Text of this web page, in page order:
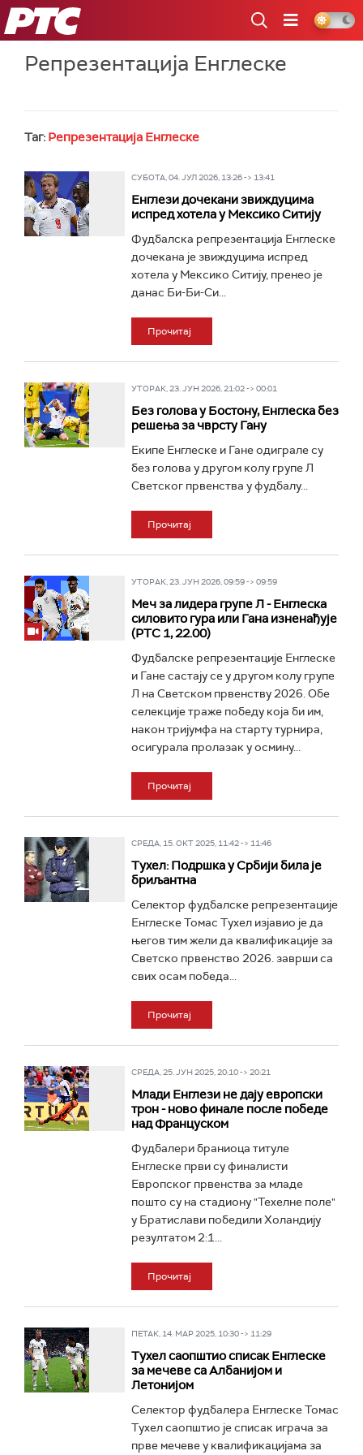
РТС
Репрезентација Енглеске
Таг: Репрезентација Енглеске
СУБОТА, 04. ЈУЛ 2026, 13:26 -> 13:41
Енглези дочекани звиждуцима
испред хотела у Мексико Ситију
Фудбалска репрезентација Енглеске
дочекана је звиждуцима испред
хотела у Мексико Ситију, пренео је
данас Би-Би-Си...
Прочитај
УТОРАК, 23. ЈУН 2026, 21:02 -> 00:01
Без голова у Бостону, Енглеска без
решења за чврсту Гану
Екипе Енглеске и Гане одиграле су
без голова у другом колу групе Л
Светског првенства у фудбалу...
Прочитај
УТОРАК, 23. ЈУН 2026, 09:59 -> 09:59
Меч за лидера групе Л - Енглеска
силовито гура или Гана изненађује
(РТС 1, 22.00)
Фудбалске репрезентације Енглеске
и Гане састају се у другом колу групе
Л на Светском првенству 2026. Обе
селекције траже победу која би им,
након тријумфа на старту турнира,
осигурала пролазак у осмину...
Прочитај
СРЕДА, 15. ОКТ 2025, 11:42 -> 11:46
Тухел: Подршка у Србији била је
бриљантна
Селектор фудбалске репрезентације
Енглеске Томас Тухел изјавио је да
његов тим жели да квалификације за
Светско првенство 2026. заврши са
свих осам победа...
Прочитај
СРЕДА, 25. ЈУН 2025, 20:10 -> 20:21
Млади Енглези не дају европски
трон - ново финале после победе
над Француском
Фудбалери браниоца титуле
Енглеске први су финалисти
Европског првенства за младе
пошто су на стадиону "Техелне поле"
у Братислави победили Холандију
резултатом 2:1...
Прочитај
ПЕТАК, 14. МАР 2025, 10:30 -> 11:29
Тухел саопштио списак Енглеске
за мечеве са Албанијом и
Летонијом
Селектор фудбалера Енглеске Томас
Тухел саопштио је списак играча за
прве мечеве у квалификацијама за